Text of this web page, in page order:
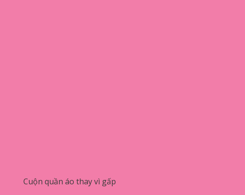
Cuộn quần áo thay vì gấp